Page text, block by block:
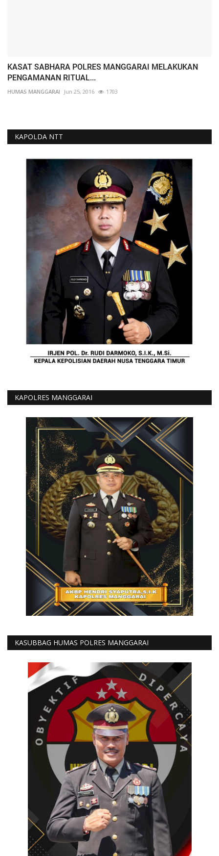
KASAT SABHARA POLRES MANGGARAI MELAKUKAN
PENGAMANAN RITUAL...
HUMAS MANGGARAI Jun 25, 2016 1703
KAPOLDA NTT
KAPOLRES MANGGARAI
KASUBBAG HUMAS POLRES MANGGARAI